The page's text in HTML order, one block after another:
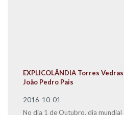
EXPLICOLÂNDIA Torres
João Pedro Pais
2016-10-01
No dia 1 de Outubro, dia mundial